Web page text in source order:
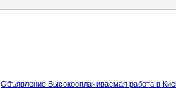
Объявление Высокооплачиваемая работа в